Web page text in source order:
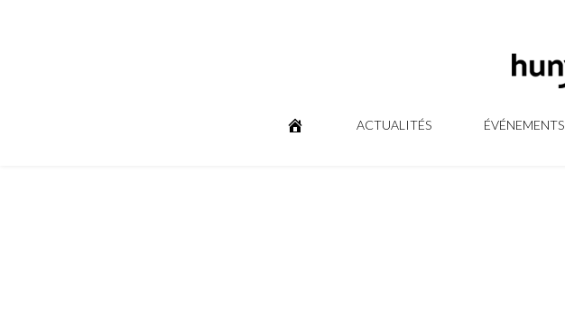
ACTUALITÉS ÉVÉNEMENTS